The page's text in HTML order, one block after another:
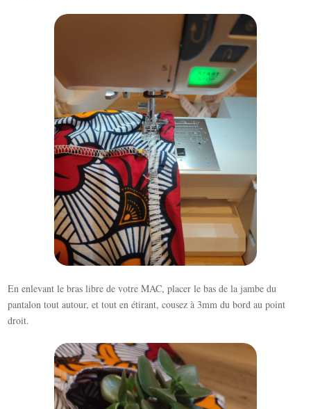
En enlevant le bras libre de votre MAC, placer le bas de la jambe du
pantalon tout autour, et tout en étirant, cousez à 3mm du bord au point
droit.